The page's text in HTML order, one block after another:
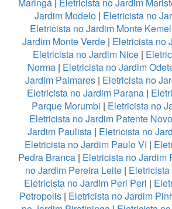
Jardim Modelo | Eletricista no
Eletricista no Jardim Monte Kemel
Jardim Monte Verde | Eletricista no
Eletricista no Jardim Nice|
Norma| Eletricista no Jardim
Jardim Palmares | Eletricista no
Eletricista no Jardim Parana |
Parque Morumbi | Eletricista no
Eletricista no Jardim Patente Novo
Jardim Paulista | Eletricista no
Eletricista no Jardim Paulo VI |
Pedra Branca| Eletricista no Jardim
no Jardim Pereira Leite |
Eletricista no Jardim Peri Peri |
Petropolis | Eletricista no Jardim